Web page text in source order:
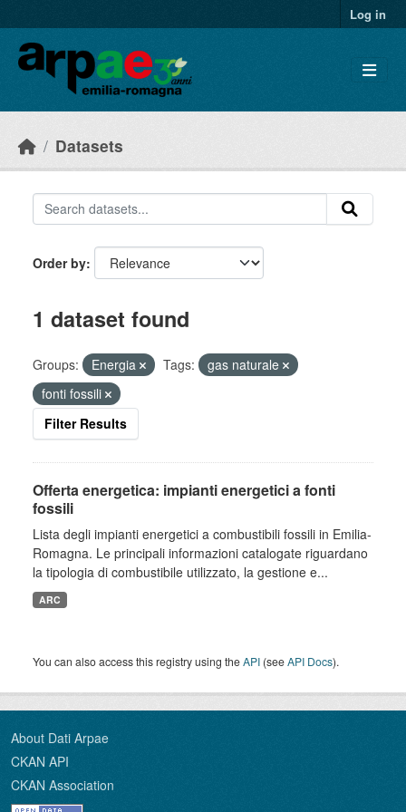
Log in
Datasets
Order by
1 dataset found
Groups: Energia Tags:
gas naturale
fonti fossili
Filter Results
Offerta energetica: impianti energetici a fonti
fossili
Lista degli impianti energetici a combustibili fossili in Emilia-
Romagna. Le principali informazioni catalogate riguardano
la tipologia di combustibile utilizzato, la gestione e...
ARC
You can also access this registry using theAPI (seeAPI Docs).
About Dati Arpae
CKAN API
CKAN Association